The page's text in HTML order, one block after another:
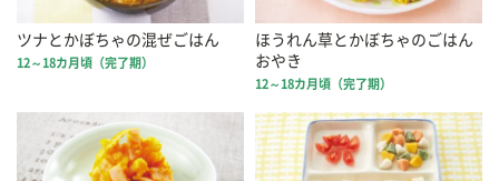
ツナとかぼちゃの混ぜごはん
12～18カ月頃（完了期）
ほうれん草とかぼちゃのごはん
おやき
12～18カ月頃（完了期）